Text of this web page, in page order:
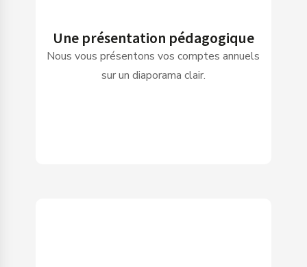
Une présentation pédagogique
Nous vous présentons vos comptes annuels
sur un diaporama clair.